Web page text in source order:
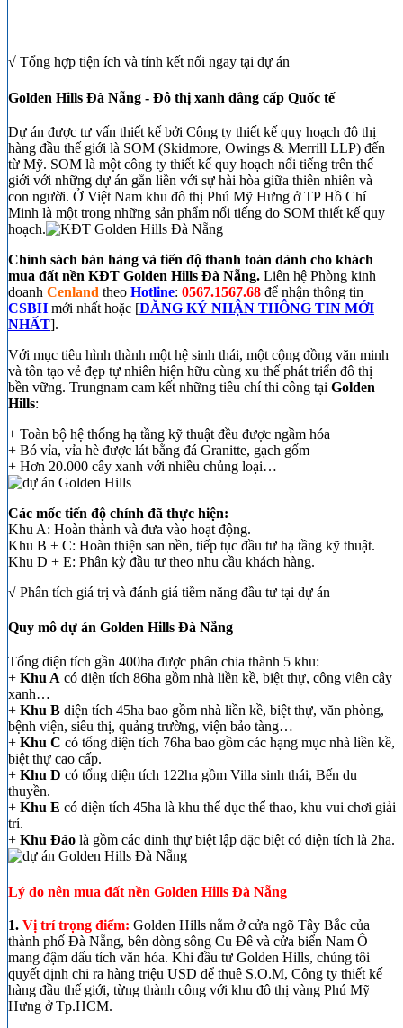
√ Tổng hợp tiện ích và tính kết nối ngay tại dự án
Golden Hills Đà Nẵng - Đô thị xanh đẳng cấp Quốc tế
Dự án được tư vấn thiết kế bởi Công ty thiết kế quy hoạch đô thị
hàng đầu thế giới là SOM (Skidmore, Owings & Merrill LLP) đến
từ Mỹ. SOM là một công ty thiết kế quy hoạch nổi tiếng trên thế
giới với những dự án gắn liền với sự hài hòa giữa thiên nhiên và
con người. Ở Việt Nam khu đô thị Phú Mỹ Hưng ở TP Hồ Chí
Minh là một trong những sản phẩm nổi tiếng do SOM thiết kế quy
hoạch.
Chính sách bán hàng và tiến độ thanh toán dành cho khách
mua đất nền KĐT Golden Hills Đà Nẵng. Liên hệ Phòng kinh
doanh Cenland theo Hotline: 0567.1567.68 để nhận thông tin
CSBHmới nhất hoặc [ĐĂNG KÝ NHẬN THÔNG TIN MỚI
NHẤT].
Với mục tiêu hình thành một hệ sinh thái, một cộng đồng văn minh
và tôn tạo vẻ đẹp tự nhiên hiện hữu cùng xu thế phát triển đô thị
bền vững. Trungnam cam kết những tiêu chí thi công tại Golden
Hills:
+ Toàn bộ hệ thống hạ tầng kỹ thuật đều được ngầm hóa
+ Bó vỉa, vỉa hè được lát bằng đá Granitte, gạch gốm
+ Hơn 20.000 cây xanh với nhiều chủng loại…
Các mốc tiến độ chính đã thực hiện:
Khu A: Hoàn thành và đưa vào hoạt động.
Khu B + C: Hoàn thiện san nền, tiếp tục đầu tư hạ tầng kỹ thuật.
Khu D + E: Phân kỳ đầu tư theo nhu cầu khách hàng.
√ Phân tích giá trị và đánh giá tiềm năng đầu tư tại dự án
Quy mô dự án Golden Hills Đà Nẵng
Tổng diện tích gần 400ha được phân chia thành 5 khu:
+ Khu A có diện tích 86ha gồm nhà liền kề, biệt thự, công viên cây
xanh…
+ Khu B diện tích 45ha bao gồm nhà liền kề, biệt thự, văn phòng,
bệnh viện, siêu thị, quảng trường, viện bảo tàng…
+ Khu C có tổng diện tích 76ha bao gồm các hạng mục nhà liền kề,
biệt thự cao cấp.
+ Khu D có tổng diện tích 122ha gồm Villa sinh thái, Bến du
thuyền.
+ Khu E có diện tích 45ha là khu thể dục thể thao, khu vui chơi giải
trí.
+ Khu Đảo là gồm các dinh thự biệt lập đặc biệt có diện tích là 2ha.
Lý do nên mua đất nền Golden Hills Đà Nẵng
1. Vị trí trọng điểm: Golden Hills nằm ở cửa ngõ Tây Bắc của
thành phố Đà Nẵng, bên dòng sông Cu Đê và cửa biển Nam Ô
mang đậm dấu tích văn hóa. Khi đầu tư Golden Hills, chúng tôi
quyết định chi ra hàng triệu USD để thuê S.O.M, Công ty thiết kế
hàng đầu thế giới, từng thành công với khu đô thị vàng Phú Mỹ
Hưng ở Tp.HCM.